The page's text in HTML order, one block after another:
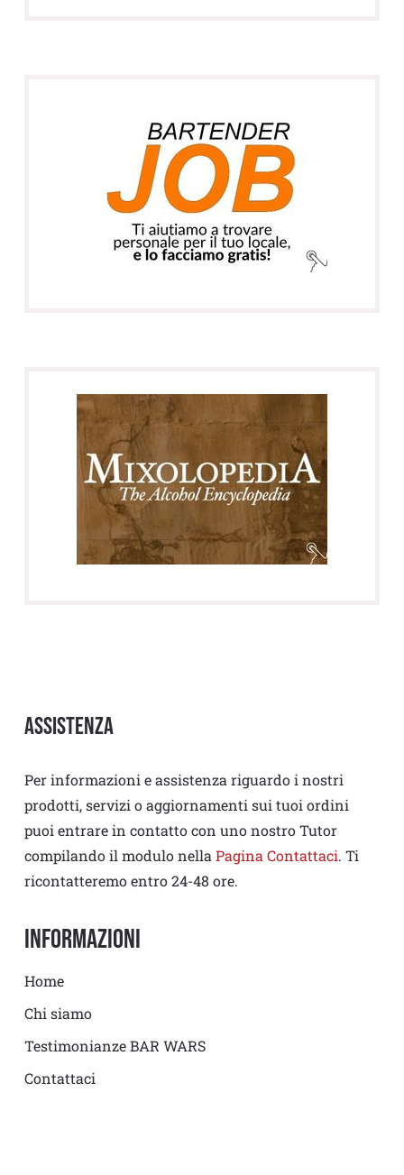
Assistenza
Per informazioni e assistenza riguardo i nostri
prodotti, servizi o aggiornamenti sui tuoi ordini
puoi entrare in contatto con uno nostro Tutor
compilando il modulo nellaPagina Contattaci. Ti
ricontatteremo entro 24-48 ore.
Informazioni
Home
Chi siamo
Testimonianze BAR WARS
Contattaci